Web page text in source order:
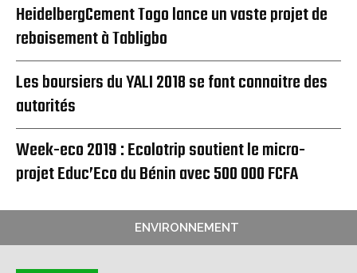
HeidelbergCement Togo lance un vaste projet de
reboisement à Tabligbo
Les boursiers du YALI 2018 se font connaitre des
autorités
Week-eco 2019 : Ecolotrip soutient le micro-
projet Educ’Eco du Bénin avec 500 000 FCFA
ENVIRONNEMENT